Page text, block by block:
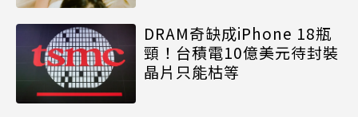
DRAM奇缺成iPhone 18瓶
頸！台積電10億美元待封裝
晶片只能枯等